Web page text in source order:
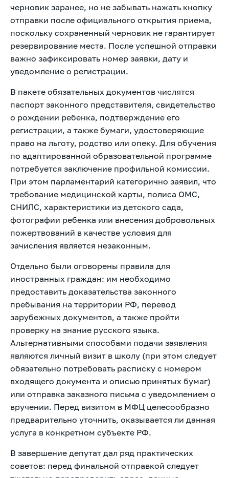
черновик заранее, но не забывать нажать кнопку
отправки после официального открытия приема,
поскольку сохраненный черновик не гарантирует
резервирование места. После успешной отправки
важно зафиксировать номер заявки, дату и
уведомление о регистрации.
В пакете обязательных документов числятся
паспорт законного представителя, свидетельство
о рождении ребенка, подтверждение его
регистрации, а также бумаги, удостоверяющие
право на льготу, родство или опеку. Для обучения
по адаптированной образовательной программе
потребуется заключение профильной комиссии.
При этом парламентарий категорично заявил, что
требование медицинской карты, полиса ОМС,
СНИЛС, характеристики из детского сада,
фотографии ребенка или внесения добровольных
пожертвований в качестве условия для
зачисления является незаконным.
Отдельно были оговорены правила для
иностранных граждан: им необходимо
предоставить доказательства законного
пребывания на территории РФ, перевод
зарубежных документов, а также пройти
проверку на знание русского языка.
Альтернативными способами подачи заявления
являются личный визит в школу (при этом следует
обязательно потребовать расписку с номером
входящего документа и описью принятых бумаг)
или отправка заказного письма с уведомлением о
вручении. Перед визитом в МФЦ целесообразно
предварительно уточнить, оказывается ли данная
услуга в конкретном субъекте РФ.
В завершение депутат дал ряд практических
советов: перед финальной отправкой следует